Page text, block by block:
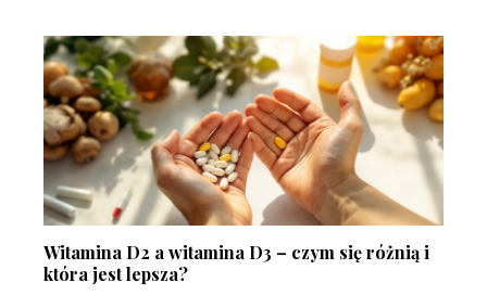
Witamina D2 a witamina D3 – czym się różnią i
która jest lepsza?